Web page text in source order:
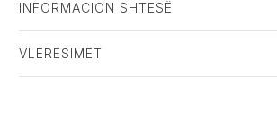
INFORMACION SHTESË
VLERËSIMET